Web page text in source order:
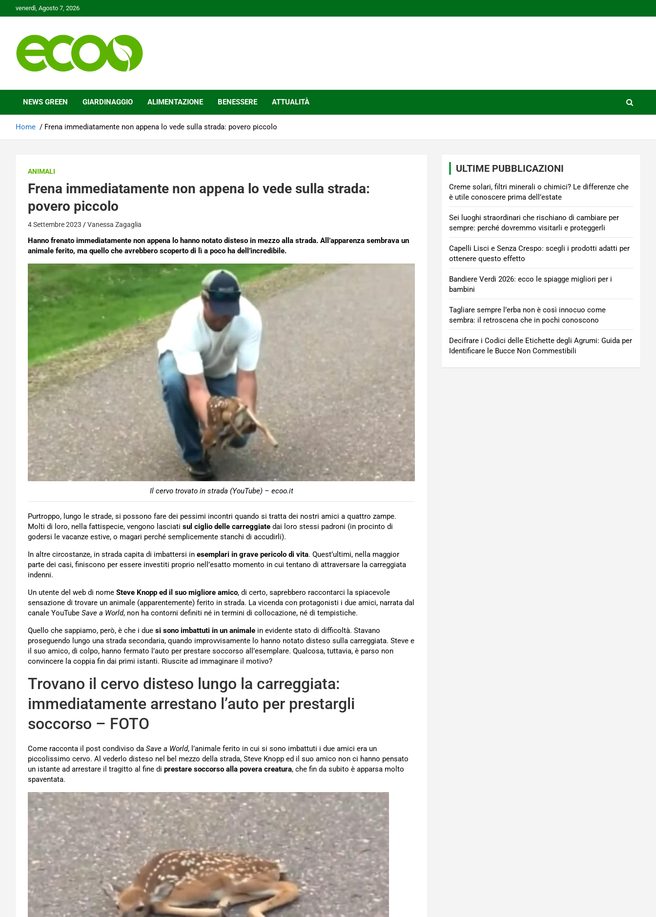
to
venerdì, Agosto 7, 2026
Ecoo.it
NEWS GREEN GIARDINAGGIO ALIMENTAZIONE BENESSERE ATTUALITÀ
Home Frena immediatamente non appena lo vede sulla strada: povero piccolo
ANIMALI
Frena immediatamente non appena lo vede sulla strada:
povero piccolo
4 Settembre 2023 Vanessa Zagaglia
Hanno frenato immediatamente non appena lo hanno notato disteso in mezzo alla strada. All’apparenza sembrava un
animale ferito, ma quello che avrebbero scoperto di lì a poco ha dell’incredibile.
Il cervo trovato in strada (YouTube) – ecoo.it
Purtroppo, lungo le strade, si possono fare dei pessimi incontri quando si tratta dei nostri amici a quattro zampe.
Molti di loro, nella fattispecie, vengono lasciati sul ciglio delle carreggiate dai loro stessi padroni (in procinto di
godersi le vacanze estive, o magari perché semplicemente stanchi di accudirli).
In altre circostanze, in strada capita di imbattersi in esemplari in grave pericolo di vita. Quest’ultimi, nella maggior
parte dei casi, finiscono per essere investiti proprio nell’esatto momento in cui tentano di attraversare la carreggiata
indenni.
Un utente del web di nome Steve Knopp ed il suo migliore amico, di certo, saprebbero raccontarci la spiacevole
sensazione di trovare un animale (apparentemente) ferito in strada. La vicenda con protagonisti i due amici, narrata dal
canale YouTube Save a World, non ha contorni definiti né in termini di collocazione, né di tempistiche.
Quello che sappiamo, però, è che i due si sono imbattuti in un animale in evidente stato di difficoltà. Stavano
proseguendo lungo una strada secondaria, quando improvvisamente lo hanno notato disteso sulla carreggiata. Steve e
il suo amico, di colpo, hanno fermato l’auto per prestare soccorso all’esemplare. Qualcosa, tuttavia, è parso non
convincere la coppia fin dai primi istanti. Riuscite ad immaginare il motivo?
Trovano il cervo disteso lungo la carreggiata:
immediatamente arrestano l’auto per prestargli
soccorso – FOTO
Come racconta il post condiviso da Save a World, l’animale ferito in cui si sono imbattuti i due amici era un
piccolissimo cervo. Al vederlo disteso nel bel mezzo della strada, Steve Knopp ed il suo amico non ci hanno pensato
un istante ad arrestare il tragitto al fine di prestare soccorso alla povera creatura, che fin da subito è apparsa molto
spaventata.
ULTIME PUBBLICAZIONI
Creme solari, filtri minerali o chimici? Le differenze che
è utile conoscere prima dell’estate
Sei luoghi straordinari che rischiano di cambiare per
sempre: perché dovremmo visitarli e proteggerli
Capelli Lisci e Senza Crespo: scegli i prodotti adatti per
ottenere questo effetto
Bandiere Verdi 2026: ecco le spiagge migliori per i
bambini
Tagliare sempre l’erba non è così innocuo come
sembra: il retroscena che in pochi conoscono
Decifrare i Codici delle Etichette degli Agrumi: Guida per
Identificare le Bucce Non Commestibili